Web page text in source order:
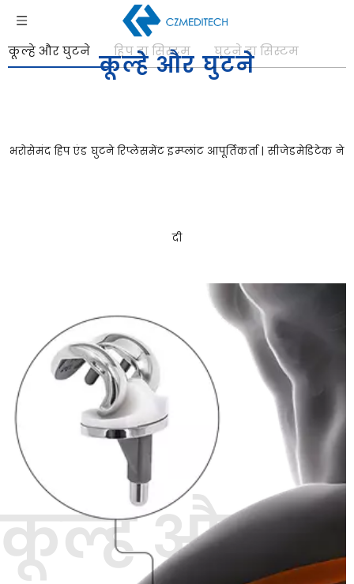
कूल्हे और घुटने
भरोसेमंद हिप एंड घुटने रिप्लेसमेंट इम्प्लांट आपूर्तिकर्ता | सीजेडमेडिटेक ने
दी
कूल्हे और घुटने हिप दा सिस्टम घुटने दा सिस्टम
कूल्हे और